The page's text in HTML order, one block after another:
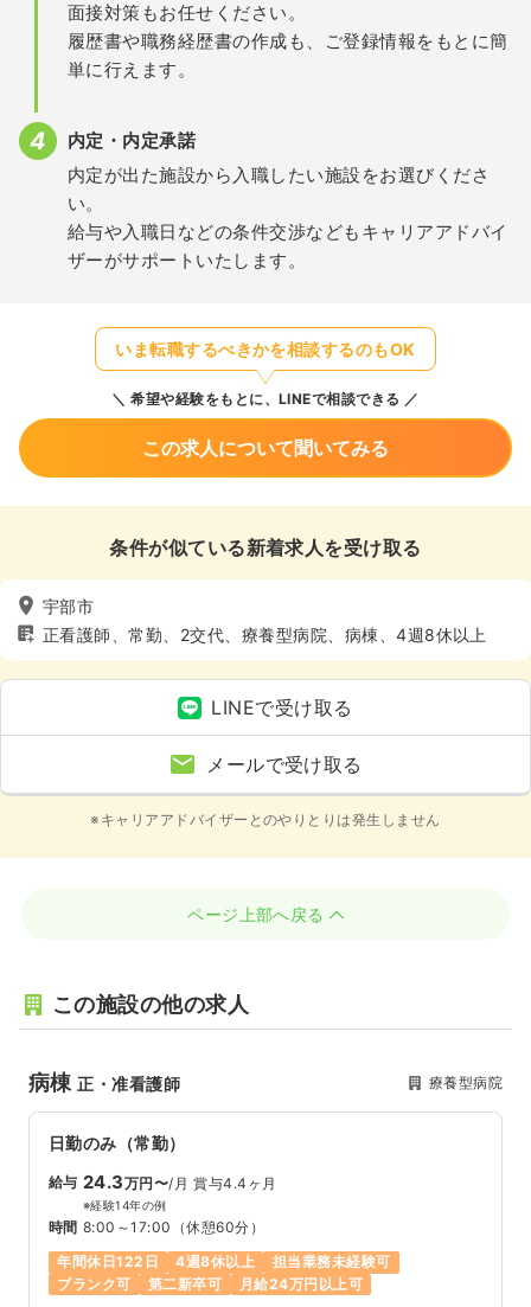
面接対策もお任せください。
履歴書や職務経歴書の作成も、ご登録情報をもとに簡
単に行えます。
内定・内定承諾
内定が出た施設から入職したい施設をお選びくださ
い。
給与や入職日などの条件交渉などもキャリアアドバイ
ザーがサポートいたします。
いま転職するべきかを相談するのもOK
希望や経験をもとに、LINEで相談できる
この求人について聞いてみる
条件が似ている新着求人を受け取る
宇部市
正看護師、常勤、2交代、療養型病院、病棟、4週8休以上
LINEで受け取る
メールで受け取る
※キャリアアドバイザーとのやりとりは発生しません
ページ上部へ戻る
この施設の他の求人
病棟正・准看護師 療養型病院
日勤のみ（常勤）
給与 24.3万円〜/月 賞与4.4ヶ月
※経験14年の例
時間 8:00～17:00 （休憩60分）
年間休日122日
4週8休以上
担当業務未経験可
ブランク可
第二新卒可 月給24万円以上可